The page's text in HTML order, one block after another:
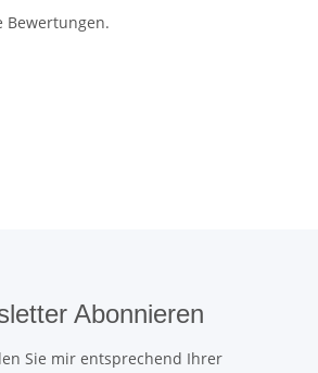
Bewertungen.
Abonnieren
Sie mir entsprechend Ihrer